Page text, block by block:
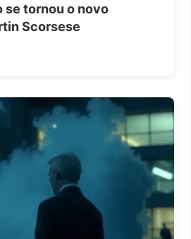
se tornou o novo
Scorsese